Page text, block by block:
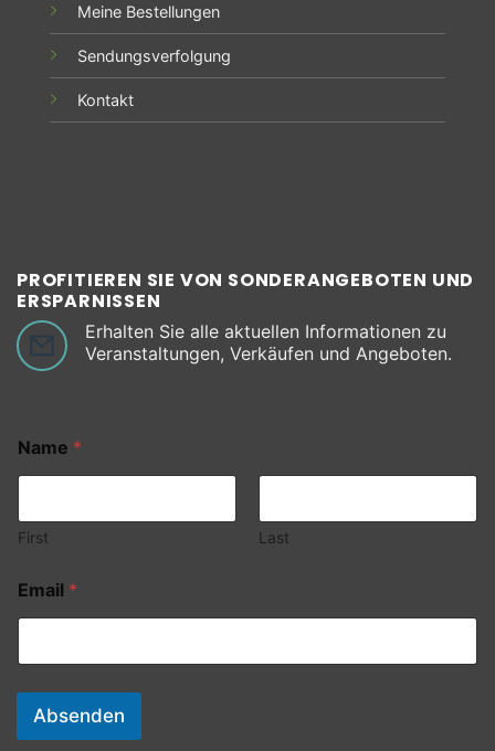
Meine Bestellungen
Sendungsverfolgung
Kontakt
PROFITIEREN SIE VON SONDERANGEBOTEN UND
ERSPARNISSEN
Erhalten Sie alle aktuellen Informationen zu
Veranstaltungen, Verkäufen und Angeboten.
Name *
First Last
Email *
Absenden